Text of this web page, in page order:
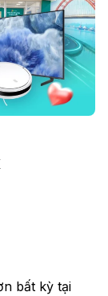
bất kỳ tại